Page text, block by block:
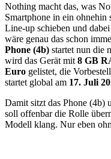
Nothing macht das, was
Smartphone in ein ohnehin
Line-up schieben und
wäre genau das schon
Phone (4b) startet nun die
wird das Gerät mit 8 GB
Euro gelistet, die
startet global am 17. Juli
Damit sitzt das Phone (4b)
soll offenbar die Rolle
Modell klang. Nur eben